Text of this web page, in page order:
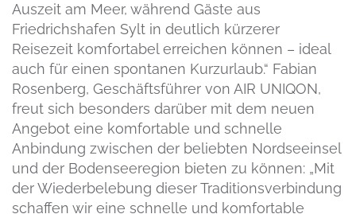
Auszeit am Meer, während Gäste aus
Friedrichshafen Sylt in deutlich kürzerer
Reisezeit komfortabel erreichen können – ideal
auch für einen spontanen Kurzurlaub.“ Fabian
Rosenberg, Geschäftsführer von AIR UNIQON,
freut sich besonders darüber mit dem neuen
Angebot eine komfortable und schnelle
Anbindung zwischen der beliebten Nordseeinsel
und der Bodenseeregion bieten zu können: „Mit
der Wiederbelebung dieser Traditionsverbindung
schaffen wir eine schnelle und komfortable